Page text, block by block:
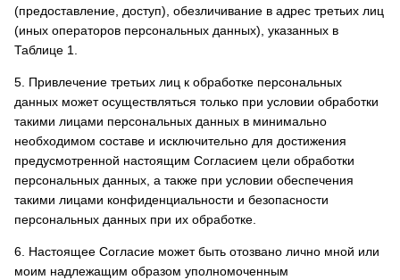
(предоставление, доступ), обезличивание в адрес третьих лиц
(иных операторов персональных данных), указанных в
Таблице 1.
5. Привлечение третьих лиц к обработке персональных
данных может осуществляться только при условии обработки
такими лицами персональных данных в минимально
необходимом составе и исключительно для достижения
предусмотренной настоящим Согласием цели обработки
персональных данных, а также при условии обеспечения
такими лицами конфиденциальности и безопасности
персональных данных при их обработке.
6. Настоящее Согласие может быть отозвано лично мной или
моим надлежащим образом уполномоченным